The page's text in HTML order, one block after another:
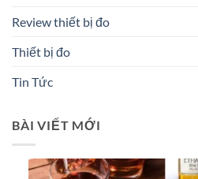
Review thiết bị đo
Thiết bị đo
Tin Tức
BÀI VIẾT MỚI